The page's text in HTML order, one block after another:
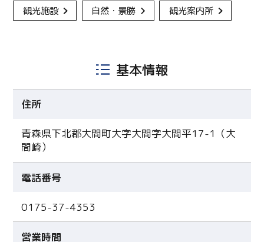
観光施設 自然・景勝 観光案内所
基本情報
住所
青森県下北郡大間町大字大間字大間平17-1（大
間崎）
電話番号
0175-37-4353
営業時間